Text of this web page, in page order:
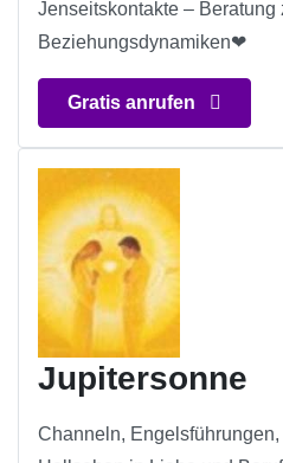
Jenseitskontakte – Beratung
Beziehungsdynamiken❤
Gratis anrufen
Jupitersonne
Channeln,